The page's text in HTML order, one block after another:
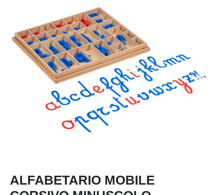
ALFABETARIO MOBILE